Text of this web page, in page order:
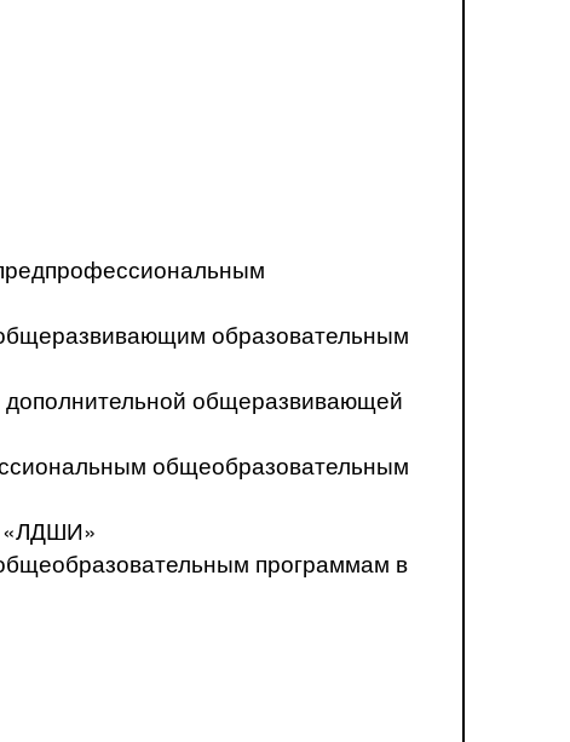
образовательным
дополнительной общеразвивающей
общеобразовательным
«ЛДШИ»
программам в